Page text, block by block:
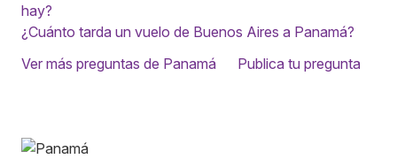
hay?
¿Cuánto tarda un vuelo de Buenos Aires a Panamá?
Ver más preguntas de Panamá
Publica tu pregunta